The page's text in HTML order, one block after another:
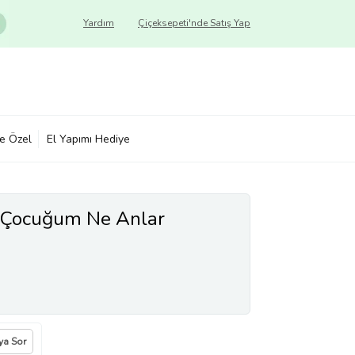
Çiçeksepeti'nde Satış Yap
Yardım
Özel El Yapımı Hediye
Ne Anlar
Sor